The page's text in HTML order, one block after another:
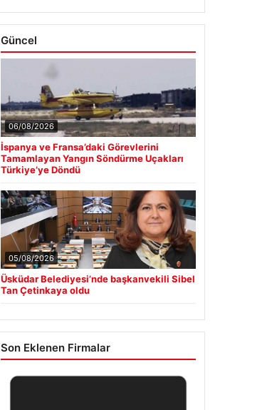
Güncel
06/08/2026
İspanya ve Fransa’daki Görevlerini
Tamamlayan Yangın Söndürme Uçakları
Türkiye’ye Döndü
05/08/2026
Üsküdar Belediyesi’nde başkanvekili Sibel
Tan Çetinkaya oldu
Son Eklenen Firmalar